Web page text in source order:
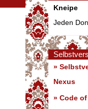
Kneipe
Jeden
»
Nexus
» Code